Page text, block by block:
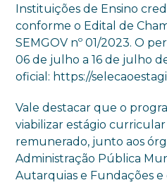
Instituições de Ensino
conforme o Edital de
SEMGOV nº 01/2023. O
06 de julho a 16 de julho
oficial: https://
Vale destacar que o
viabilizar estágio
remunerado, junto aos
Administração Pública
Autarquias e Fundações